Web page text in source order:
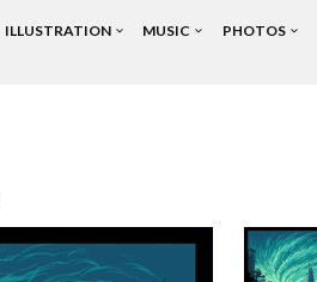
ILLUSTRATION MUSIC PHOTOS